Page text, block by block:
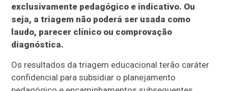
exclusivamente pedagógico e indicativo. Ou
seja, a triagem não poderá ser usada como
laudo, parecer clínico ou comprovação
diagnóstica.
Os resultados da triagem educacional terão caráter
confidencial para subsidiar o planejamento